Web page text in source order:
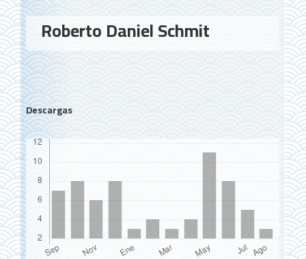
Contenido
principal
del
artículo
Roberto Daniel Schmit
Descargas